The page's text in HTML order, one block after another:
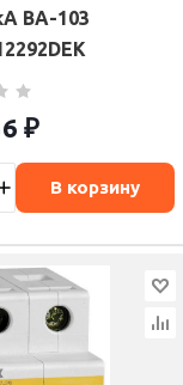
ВА-103
₽
В корзину